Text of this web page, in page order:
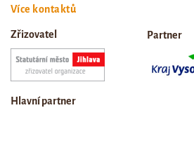
Více kontaktů
Zřizovatel Partner
Hlavní partner